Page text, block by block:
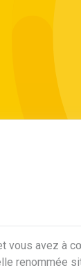
vous avez à